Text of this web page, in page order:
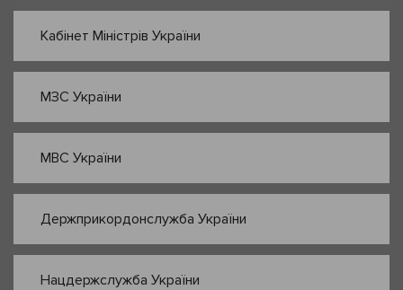
Кабінет Міністрів України
МЗС України
МВС України
Держприкордонслужба України
Нацдержслужба України